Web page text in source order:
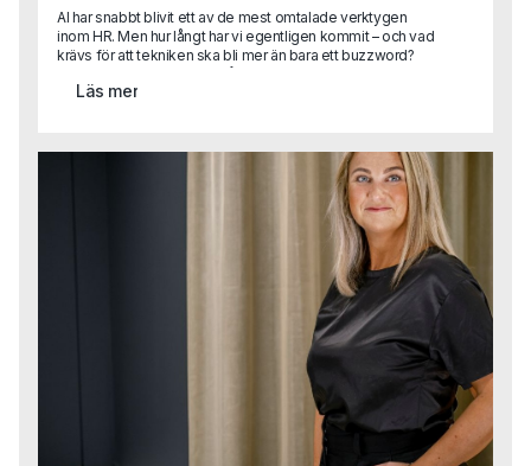
AI har snabbt blivit ett av de mest omtalade verktygen
inom HR. Men hur långt har vi egentligen kommit – och vad
krävs för att tekniken ska bli mer än bara ett buzzword?
internationella organisationer, har lett globala strategier,
AI kan frigöra tid, förbättra beslutsstöd och skapa
mervärde inom HR, men också vilka kulturella, tekniska
och organisatoriska hinder som ofta bromsar
utvecklingen.Vad gör man när AI-lösningen inte passar in i
verkligheten?Hur säkrar man tillit, kvalitet och tydliga mål i
Läs mer